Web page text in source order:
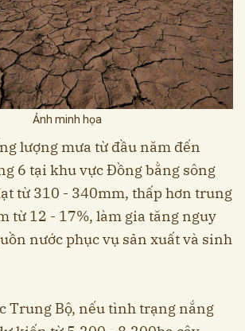
Ảnh minh họa
lượng mưa từ đầu năm đến
6 tại khu vực Đồng bằng sông
từ 310 - 340mm, thấp hơn trung
từ 12 - 17%, làm gia tăng nguy
nước phục vụ sản xuất và sinh
Trung Bộ, nếu tình trạng nắng